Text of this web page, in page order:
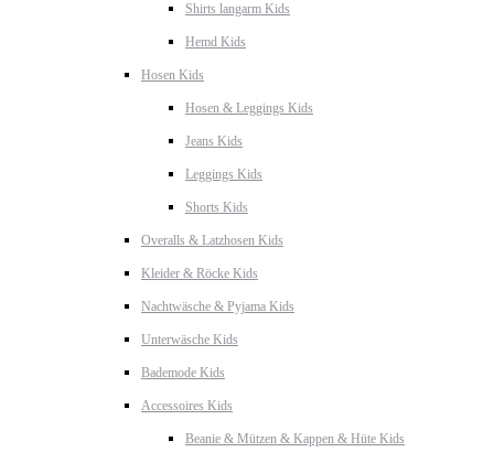
Shirts langarm Kids
Hemd Kids
Hosen Kids
Hosen & Leggings Kids
Jeans Kids
Leggings Kids
Shorts Kids
Overalls & Latzhosen Kids
Kleider & Röcke Kids
Nachtwäsche & Pyjama Kids
Unterwäsche Kids
Bademode Kids
Accessoires Kids
Beanie & Mützen & Kappen & Hüte Kids